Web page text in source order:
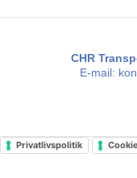
CHR
E-mail:
Privatlivspolitik